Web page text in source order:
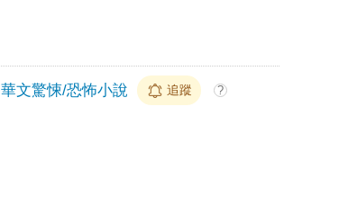
華文驚悚/恐怖小說 追蹤 ?